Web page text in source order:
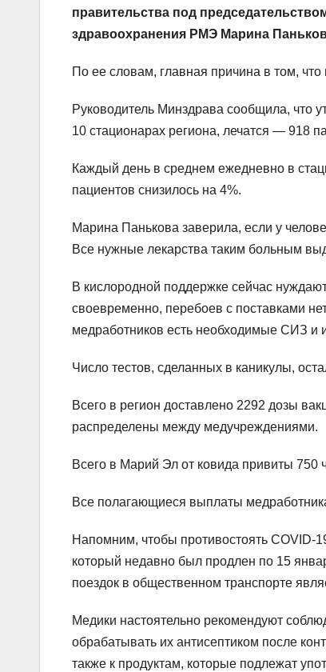
правительства под
здравоохранения РМЭ Марина
По ее словам, главная причина в том,
Руководитель Минздрава сообщила, что
10 стационарах региона, лечатся — 918
Каждый день в среднем ежедневно в
пациентов снизилось на 4%.
Марина Панькова заверила, если у
Все нужные лекарства таким больным
В кислородной поддержке сейчас
своевременно, перебоев с поставками
медработников есть необходимые СИЗ и
Число тестов, сделанных в каникулы,
Всего в регион доставлено 2292 дозы
распределены между медучреждениями.
Всего в Марий Эл от ковида привиты 750
Все полагающиеся выплаты
Напомним, чтобы противостоять
который недавно был продлен по 15
поездок в общественном транспорте
Медики настоятельно рекомендуют
обрабатывать их антисептиком после
также к продуктам, которые подлежат